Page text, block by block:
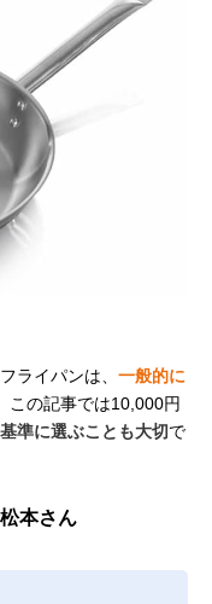
ライパンは、 一般的に
この記事では10,000円
準に選ぶことも大切で
本さん